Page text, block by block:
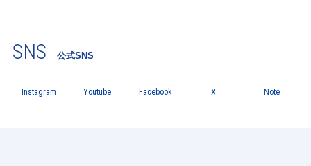
SNS 公式SNS
Instagram Youtube Facebook X Note